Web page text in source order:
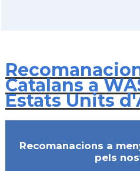
Catalans a
Estats Units
Recomanacions a
pels